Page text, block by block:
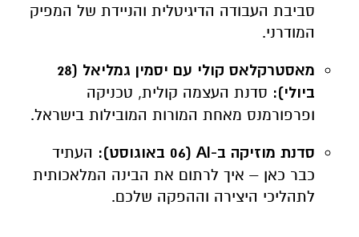
ביולי): סדנת העצמה קולית, טכניקה
ופרפורמנס מאחת המורות המובילות בישראל.
סדנת מוזיקה ב-AI (06 באוגוסט):
העתיד
כבר כאן – איך לרתום את הבינה המלאכותית
לתהליכי היצירה וההפקה שלכם.
ללמוד מהטובים ביותר – בלי לנסוע למרכז